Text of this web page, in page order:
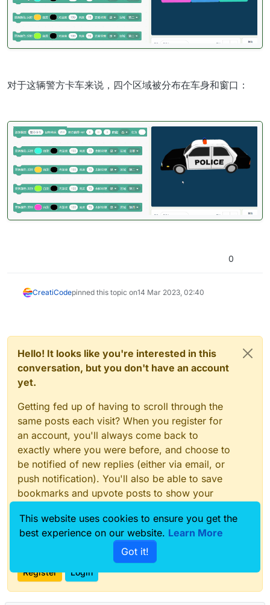
对于这辆警方卡车来说，四个区域被分布在车身和窗口：
0
CreatiCodepinned this topic on14 Mar 2023, 02:40
Hello! It looks like you're interested in this
conversation, but you don't have an account
yet.
Getting fed up of having to scroll through the
same posts each visit? When you register for
an account, you'll always come back to
exactly where you were before, and choose to
be notified of new replies (either via email, or
push notification). You'll also be able to save
bookmarks and upvote posts to show your
With your input, this post could be even better
Register Login
This website uses cookies to ensure you get the
best experience on our website. Learn More
Got it!